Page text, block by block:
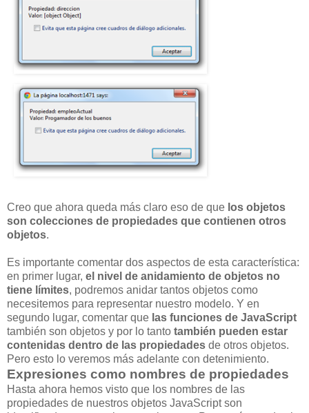
Creo que ahora queda más claro eso de que los objetos
son colecciones de propiedades que contienen otros
objetos.
Es importante comentar dos aspectos de esta característica:
en primer lugar, el nivel de anidamiento de objetos no
tiene límites, podremos anidar tantos objetos como
necesitemos para representar nuestro modelo. Y en
segundo lugar, comentar que las funciones de JavaScript
también son objetos y por lo tanto también pueden estar
contenidas dentro de las propiedades de otros objetos.
Pero esto lo veremos más adelante con detenimiento.
Expresiones como nombres de propiedades
Hasta ahora hemos visto que los nombres de las
propiedades de nuestros objetos JavaScript son